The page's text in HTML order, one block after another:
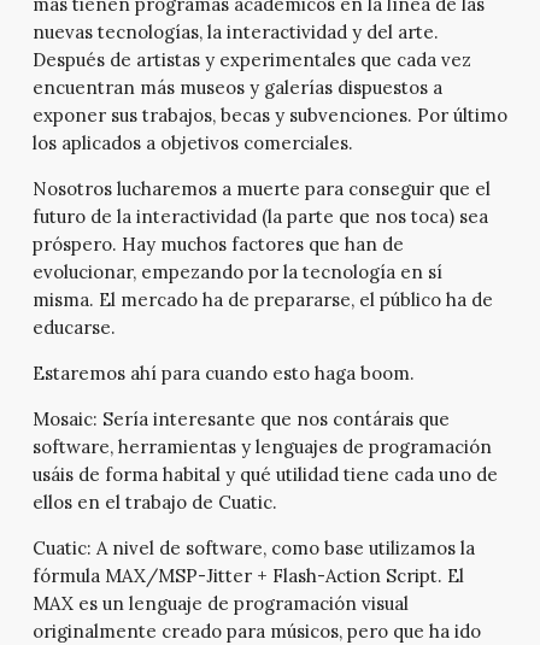
nuevas tecnologías, la interactividad y del arte.
Después de artistas y experimentales que cada vez
encuentran más museos y galerías dispuestos a
exponer sus trabajos, becas y subvenciones. Por último
los aplicados a objetivos comerciales.
Nosotros lucharemos a muerte para conseguir que el
futuro de la interactividad (la parte que nos toca) sea
próspero. Hay muchos factores que han de
evolucionar, empezando por la tecnología en sí
misma. El mercado ha de prepararse, el público ha de
educarse.
Estaremos ahí para cuando esto haga boom.
Mosaic: Sería interesante que nos contárais que
software, herramientas y lenguajes de programación
usáis de forma habital y qué utilidad tiene cada uno de
ellos en el trabajo de Cuatic.
Cuatic: A nivel de software, como base utilizamos la
fórmula MAX/MSP-Jitter + Flash-Action Script. El
MAX es un lenguaje de programación visual
originalmente creado para músicos, pero que ha ido